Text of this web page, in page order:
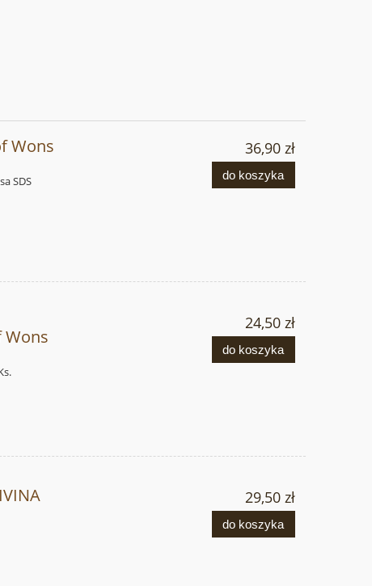
Wons
SDS
36,90 zł
do koszyka
Wons
24,50 zł
do koszyka
29,50 zł
do koszyka